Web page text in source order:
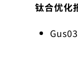
钛合优化